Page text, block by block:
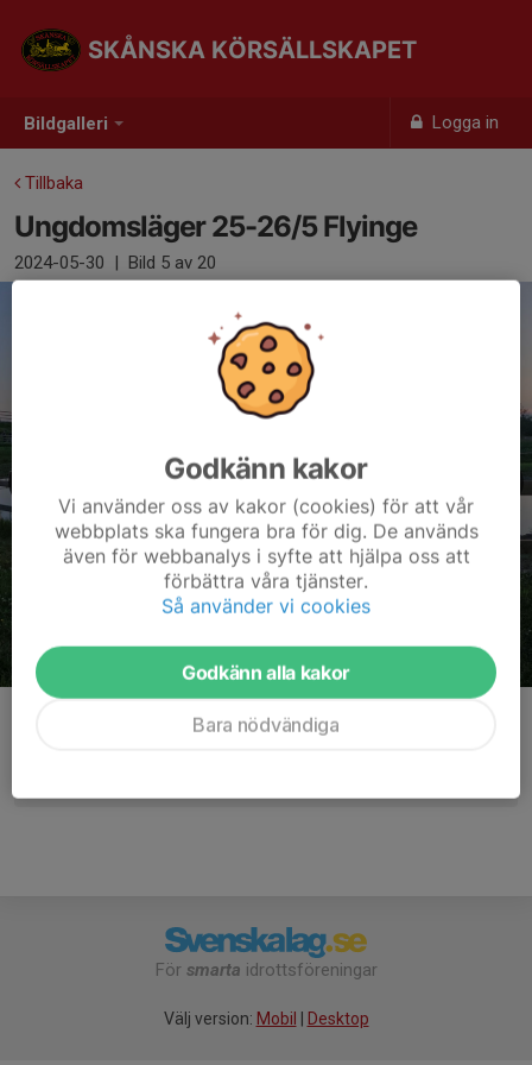
Bildgalleri Logga in
SKÅNSKA KÖRSÄLLSKAPET
Tillbaka
Ungdomsläger 25-26/5 Flyinge
2024-05-30 | Bild 5 av 20
För smarta idrottsföreningar
Välj version: Mobil | Desktop
Godkänn kakor
Vi använder oss av kakor (cookies) för att vår
webbplats ska fungera bra för dig. De används
även för webbanalys i syfte att hjälpa oss att
förbättra våra tjänster.
Så använder vi cookies
Godkänn alla kakor
Bara nödvändiga